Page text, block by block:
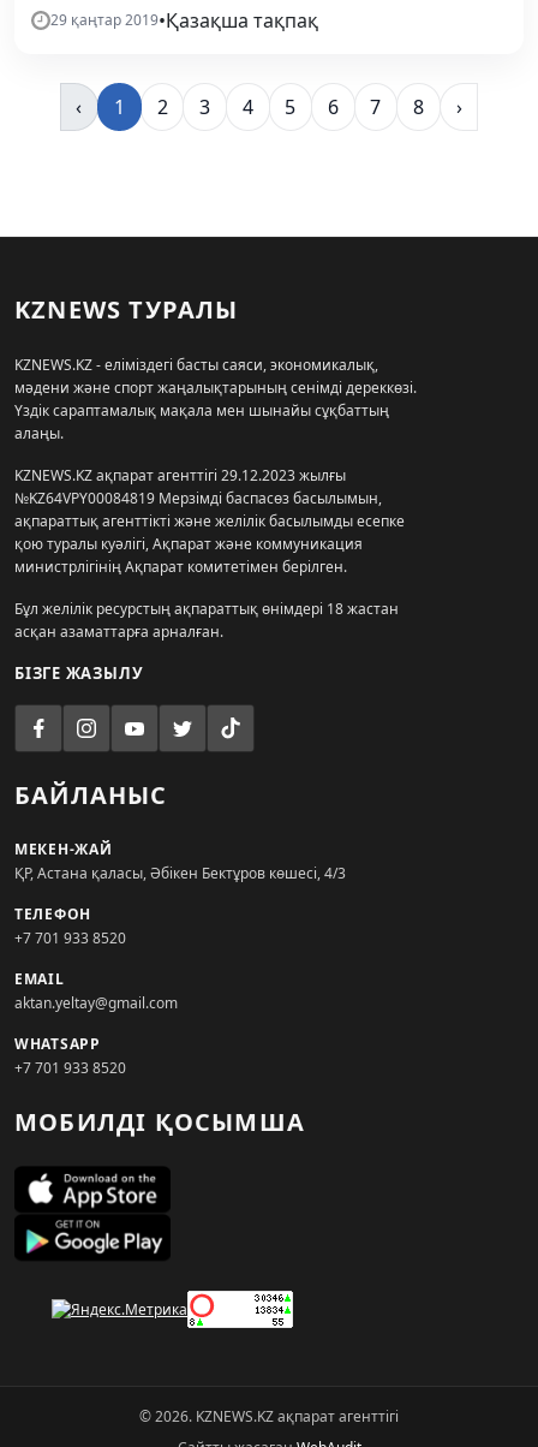
29 қаңтар 2019•Қазақша тақпақ
‹ 1 2 3 4 5 6 7 8 ›
KZNEWS ТУРАЛЫ
KZNEWS.KZ - еліміздегі басты саяси, экономикалық,
мәдени және спорт жаңалықтарының сенімді дереккөзі.
Үздік сараптамалық мақала мен шынайы сұқбаттың
алаңы.
KZNEWS.KZ ақпарат агенттігі 29.12.2023 жылғы
№KZ64VPY00084819 Мерзімді баспасөз басылымын,
ақпараттық агенттікті және желілік басылымды есепке
қою туралы куәлігі, Ақпарат және коммуникация
министрлігінің Ақпарат комитетімен берілген.
Бұл желілік ресурстың ақпараттық өнімдері 18 жастан
асқан азаматтарға арналған.
БІЗГЕ ЖАЗЫЛУ
БАЙЛАНЫС
МЕКЕН-ЖАЙ
ҚР, Астана қаласы, Әбікен Бектұров көшесі, 4/3
ТЕЛЕФОН
+7 701 933 8520
EMAIL
aktan.yeltay@gmail.com
WHATSAPP
+7 701 933 8520
МОБИЛДІ ҚОСЫМША
© 2026. KZNEWS.KZ ақпарат агенттігі